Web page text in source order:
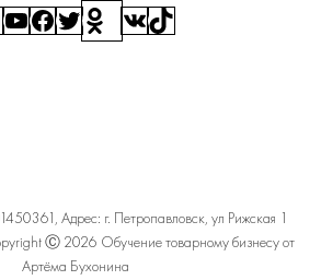
YouTube
Facebook
TwitterСсылкаВКонтакте
TikTok
Адрес: г. Петропавловск, ул Рижская 1
Ⓒ 2026 Обучение товарному бизнесу от
Артёма Бухонина